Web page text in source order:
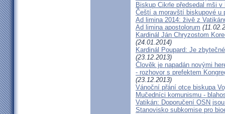
Biskup Cikrle předsedal mši
Čeští a moravští biskupové u
Ad limina 2014: živě z
Ad limina apostolorum
Kardinál Ján Chryzostom
(24.01.2014)
Kardinál Poupard: Je
(23.12.2013)
Člověk je napadán novými
- rozhovor s prefektem
(23.12.2013)
Vánoční přání otce biskupa
Mučedníci komunismu -
Vatikán: Doporučení OSN
Stanovisko subkomise pro